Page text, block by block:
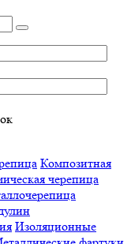
Композитная
черепица
Изоляционные